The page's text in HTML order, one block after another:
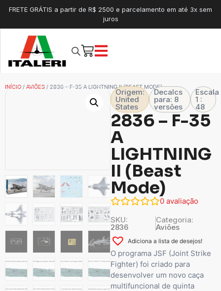
FRETE GRÁTIS a partir de R$ 2500 e parcelamento em até 3x sem
juros
INÍCIO / AVIÕES / 2836 – F-35 A LIGHTNING II (BEAST MODE)
Origem:
United
States
Decalcs
para: 8
versões
Escala
1 :
48
2836 – F-35
A
LIGHTNING
II (Beast
Mode)
0 avaliação
SKU:
2836
Categoria:
Aviões
Adiciona a lista de desejos!
O programa JSF (Joint Strike
Fighter) foi criado para
desenvolver um novo caça
multifuncional de quinta